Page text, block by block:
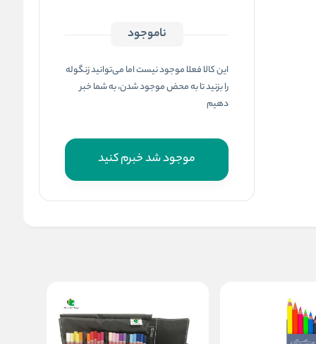
ناموجود
این کالا فعلا موجود نیست اما می‌توانید زنگوله
را بزنید تا به محض موجود شدن، به شما خبر
دهیم
موجود شد خبرم کنید